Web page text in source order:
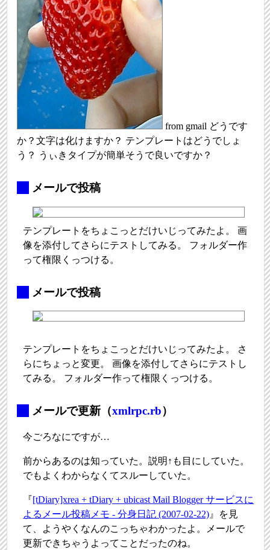
from gmail どうです
か？文字は化けますか？ テンプレートはどうでしょ
う？ うぃきタイプが簡単そうで良いですか？
メールで投稿
テンプレートをちょこっとだけいじってみたよ。 画
像を添付してさらにテストしてみる。 フォルダー作
って権限くっつける。
メールで投稿
テンプレートをちょこっとだけいじってみたよ。 さ
らにちょっと変更。 画像を添付してさらにテストし
てみる。 フォルダー作って権限くっつける。
メールで更新（xmlrpc.rb）
今ごろなにですが…
前からあるのは知っていた。説明↑も目にしていた。
でもよくわからなくてスルーしていた。
『[tDiary]xrea + tDiary + ubicast Mail Blogger サービスに
よるメール投稿メモ - 分身日記 (2007-02-22) 』を見
て、ようやくなんのこっちゃわかったよ。メールで
更新できちゃうよってことだったのね。